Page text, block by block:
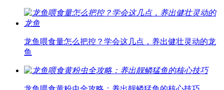
龙鱼喂食量怎么把控？学会这几点，养出健壮灵动的龙
鱼